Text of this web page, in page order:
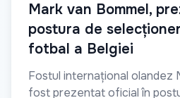
Mark van Bommel,
postura de
fotbal a Belgiei
Fostul internațional olandez
fost prezentat oficial în